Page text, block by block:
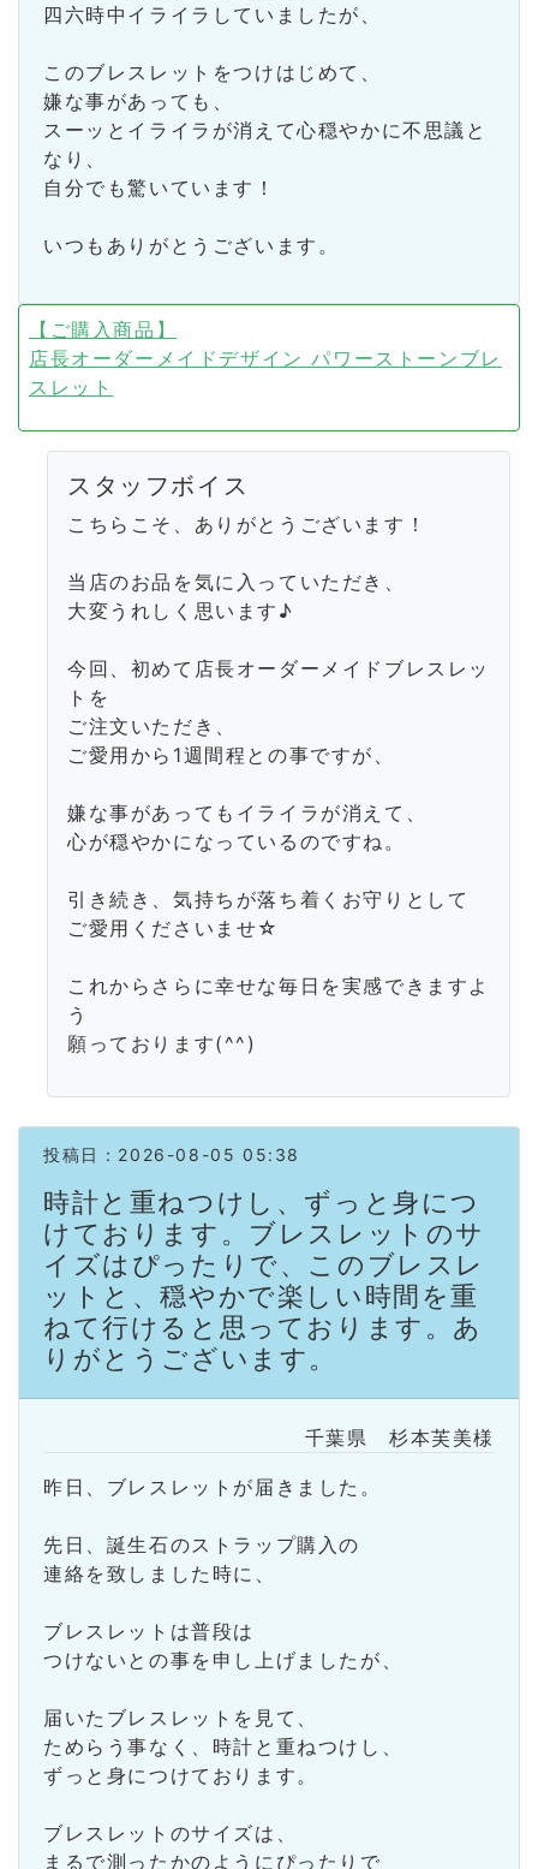
四六時中イライラしていましたが、
このブレスレットをつけはじめて、
嫌な事があっても、
スーッとイライラが消えて心穏やかに不思議と
なり、
自分でも驚いています！
いつもありがとうございます。
【ご購入商品】
店長オーダーメイドデザイン パワーストーンブレ
スレット
スタッフボイス
こちらこそ、ありがとうございます！
当店のお品を気に入っていただき、
大変うれしく思います♪
今回、初めて店長オーダーメイドブレスレッ
トを
ご注文いただき、
ご愛用から1週間程との事ですが、
嫌な事があってもイライラが消えて、
心が穏やかになっているのですね。
引き続き、気持ちが落ち着くお守りとして
ご愛用くださいませ☆
これからさらに幸せな毎日を実感できますよ
う
願っております(^^)
投稿日：2026-08-05 05:38
時計と重ねつけし、ずっと身につ
けております。ブレスレットのサ
イズはぴったりで、このブレスレ
ットと、穏やかで楽しい時間を重
ねて行けると思っております。あ
りがとうございます。
千葉県 杉本芙美様
昨日、ブレスレットが届きました。
先日、誕生石のストラップ購入の
連絡を致しました時に、
ブレスレットは普段は
つけないとの事を申し上げましたが、
届いたブレスレットを見て、
ためらう事なく、時計と重ねつけし、
ずっと身につけております。
ブレスレットのサイズは、
まるで測ったかのようにぴったりで